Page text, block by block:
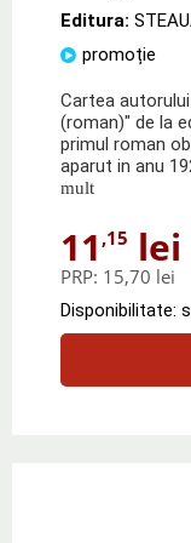
Editura:
promoție
Cartea autorului
(roman)" de la
primul roman
aparut in anu
mult
11 ,15 lei
PRP: 15,70 lei
Disponibilitate: